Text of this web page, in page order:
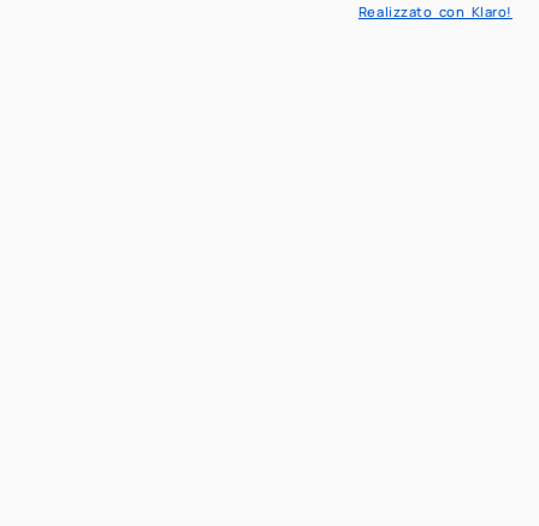
Realizzato con Klaro!